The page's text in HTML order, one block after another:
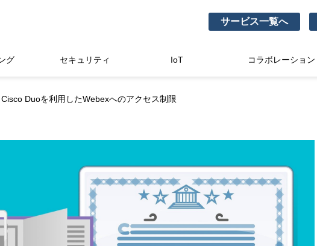
サービス一覧へ
グ セキュリティ IoT コラボレーション
Cisco Duoを利用したWebexへのアクセス制限